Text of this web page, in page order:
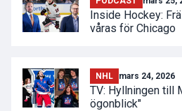
Inside Hockey:
våras för Chicago
NHL mars 24, 2026
TV: Hyllningen till
ögonblick"